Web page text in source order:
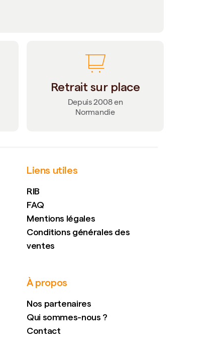
Retrait sur place
Depuis 2008 en
Normandie
Liens utiles
RIB
FAQ
Mentions légales
Conditions générales des
ventes
À propos
Nos partenaires
Qui sommes-nous ?
Contact